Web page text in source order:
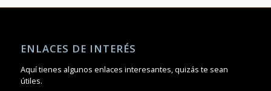
ENLACES DE INTERÉS
Aquí tienes algunos enlaces interesantes, quizás te sean
útiles.